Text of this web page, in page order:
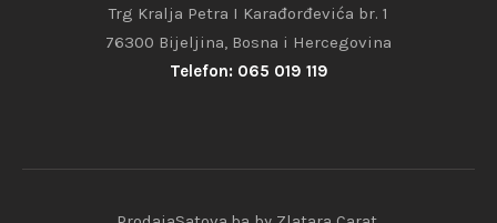
Trg Kralja Petra I Karađorđevića br. 1
76300 Bijeljina, Bosna i Hercegovina
Telefon: 065 019 119